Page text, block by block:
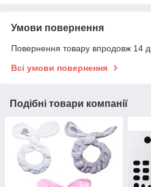
Умови повернення
Повернення товару впродовж 14
Всі умови повернення
Подібні товари компанії